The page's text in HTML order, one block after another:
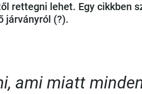
rettegni lehet. Egy cikkben
járványról (?).
ami miatt